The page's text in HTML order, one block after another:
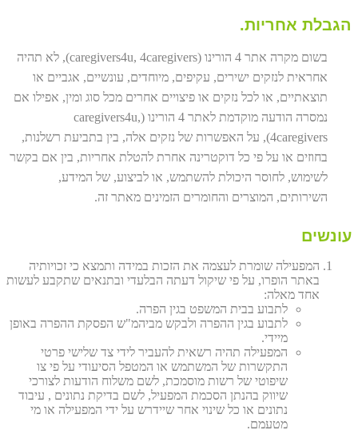
הגבלת אחריות.
בשום מקרה אתר 4 הורינו (caregivers4u, 4caregivers), לא תהיה
אחראית לנזקים ישירים, עקיפים, מיוחדים, עונשיים, אגביים או
תוצאתיים, או לכל נזקים או פיצויים אחרים מכל סוג ומין, אפילו אם
נמסרה הודעה מוקדמת לאתר 4 הורינו (caregivers4u,
4caregivers), על האפשרות של נזקים אלה, בין בתביעת רשלנות,
בחוזים או על פי כל דוקטרינה אחרת להטלת אחריות, בין אם בקשר
לשימוש, לחוסר היכולת להשתמש, או לביצוע, של המידע,
השירותים, המוצרים והחומרים הזמינים מאתר זה.
עונשים
המפעילה שומרת לעצמה את הזכות במידה ותמצא כי זכויותיה
באתר הופרו, על פי שיקול דעתה הבלעדי ובתנאים שתקבע לעשות
אחד מאלה:
לתבוע בבית המשפט בגין הפרה.
לתבוע בגין ההפרה ולבקש מביהמ"ש הפסקת ההפרה באופן
מיידי.
המפעילה תהיה רשאית להעביר לידי צד שלישי פרטי
התקשרות של המשתמש או המטפל הסיעודי על פי צו
שיפוטי של רשות מוסמכת, לשם משלוח הודעות לצורכי
שיווק בהנתן הסכמת המפעיל, לשם בדיקת נתונים , עיבוד
נתונים או כל שינוי אחר שיידרש על ידי המפעילה או מי
מטעמם.